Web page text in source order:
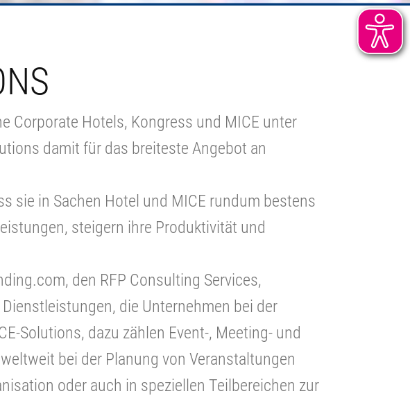
Corporate Hotels, Kongress und MICE unter
damit für das breiteste Angebot an
sie in Sachen Hotel und MICE rundum bestens
steigern ihre Produktivität und
den RFP Consulting Services,
Dienstleistungen, die Unternehmen bei der
Solutions, dazu zählen Event-, Meeting- und
bei der Planung von Veranstaltungen
oder auch in speziellen Teilbereichen zur